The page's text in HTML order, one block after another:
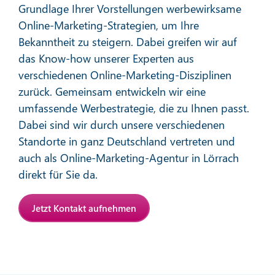
Affiliate-Marketing
Mehr erfahren
Grundlage Ihrer Vorstellungen werbewirksame
Online-Marketing-Strategien, um Ihre
Bekanntheit zu steigern. Dabei greifen wir auf
das Know-how unserer Experten aus
verschiedenen Online-Marketing-Disziplinen
zurück. Gemeinsam entwickeln wir eine
umfassende Werbestrategie, die zu Ihnen passt.
Dabei sind wir durch unsere verschiedenen
Standorte in ganz Deutschland vertreten und
auch als Online-Marketing-Agentur in Lörrach
direkt für Sie da.
Jetzt Kontakt aufnehmen